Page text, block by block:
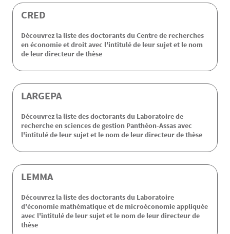
CRED
Découvrez la liste des doctorants du Centre de recherches
en économie et droit avec l'intitulé de leur sujet et le nom
de leur directeur de thèse
LARGEPA
Découvrez la liste des doctorants du Laboratoire de
recherche en sciences de gestion Panthéon-Assas avec
l'intitulé de leur sujet et le nom de leur directeur de thèse
LEMMA
Découvrez la liste des doctorants du Laboratoire
d'économie mathématique et de microéconomie appliquée
avec l'intitulé de leur sujet et le nom de leur directeur de
thèse